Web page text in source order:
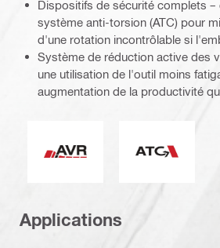
Dispositifs de sécurité complets –
système anti-torsion (ATC) pour
d'une rotation incontrôlable si
Système de réduction active des
une utilisation de l'outil moins
augmentation de la productivité
Applications